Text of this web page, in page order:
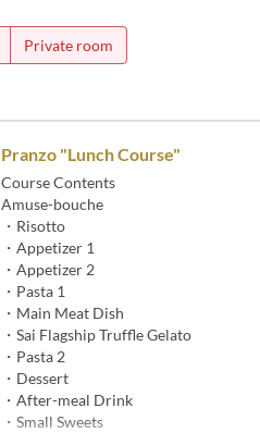
Private room
Pranzo "Lunch Course"
Course Contents
Amuse-bouche
・Risotto
・Appetizer 1
・Appetizer 2
・Pasta 1
・Main Meat Dish
・Sai Flagship Truffle Gelato
・Pasta 2
・Dessert
・After-meal Drink
・Small Sweets